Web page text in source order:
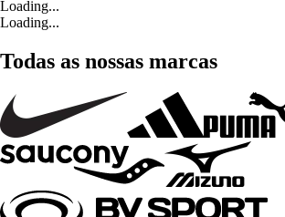
Loading...
Loading...
Todas as nossas marcas